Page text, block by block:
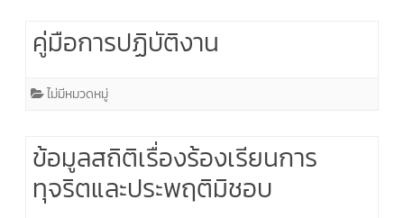
คู่มือการปฏิบัติงาน
ไม่มีหมวดหมู่
ข้อมูลสถิติเรื่องร้องเรียนการ
ทุจริตและประพฤติมิชอบ